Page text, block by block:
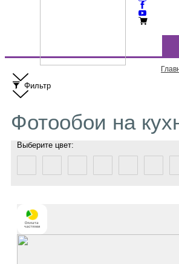
Фильтр
Фотообои на
Выберите цвет: